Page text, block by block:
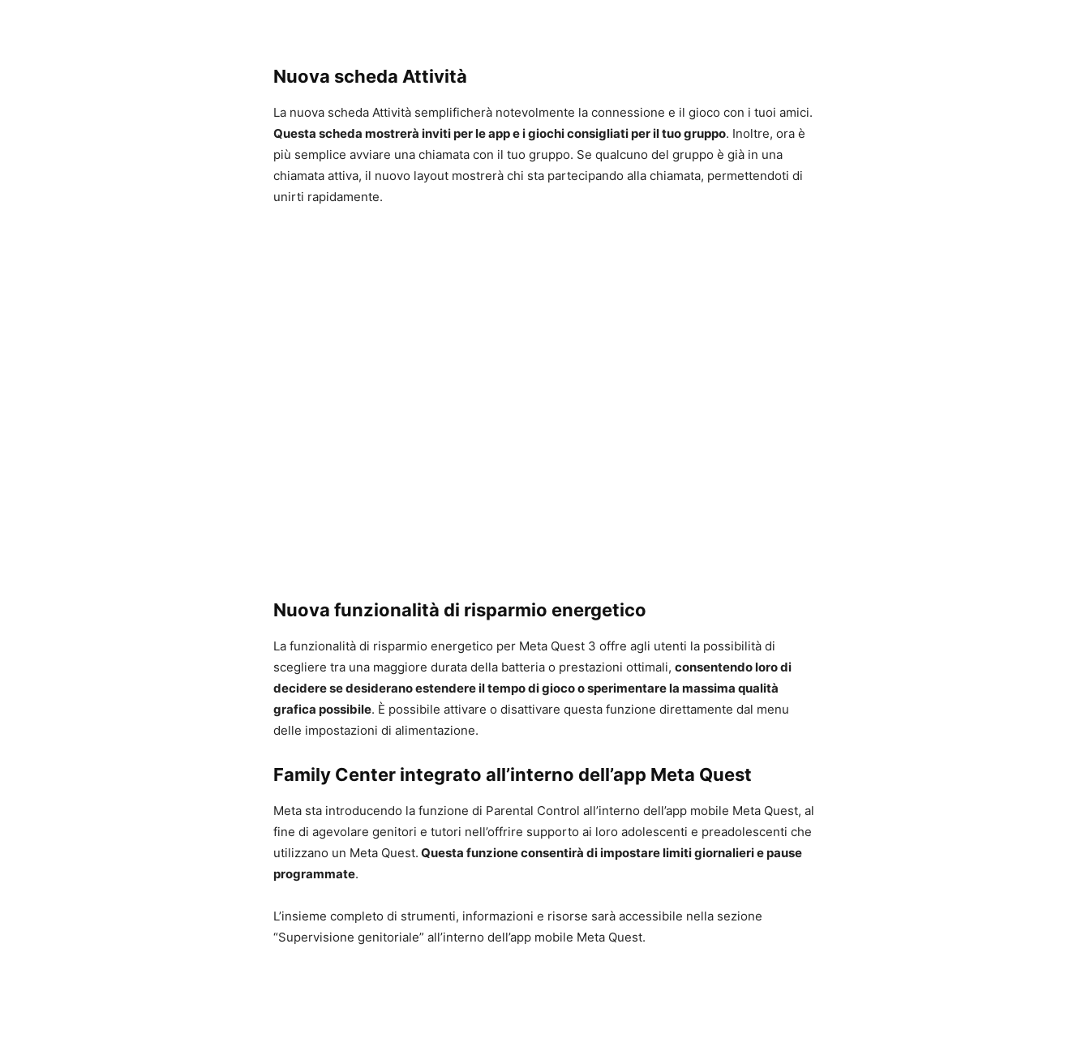
Nuova scheda Attività
La nuova scheda Attività semplificherà notevolmente la connessione e il gioco con i tuoi amici.
Questa scheda mostrerà inviti per le app e i giochi consigliati per il tuo gruppo. Inoltre, ora è
più semplice avviare una chiamata con il tuo gruppo. Se qualcuno del gruppo è già in una
chiamata attiva, il nuovo layout mostrerà chi sta partecipando alla chiamata, permettendoti di
unirti rapidamente.
Nuova funzionalità di risparmio energetico
La funzionalità di risparmio energetico per Meta Quest 3 offre agli utenti la possibilità di
scegliere tra una maggiore durata della batteria o prestazioni ottimali, consentendo loro di
decidere se desiderano estendere il tempo di gioco o sperimentare la massima qualità
grafica possibile. È possibile attivare o disattivare questa funzione direttamente dal menu
delle impostazioni di alimentazione.
Family Center integrato all’interno dell’app Meta Quest
Meta sta introducendo la funzione di Parental Control all’interno dell’app mobile Meta Quest, al
fine di agevolare genitori e tutori nell’offrire supporto ai loro adolescenti e preadolescenti che
utilizzano un Meta Quest. Questa funzione consentirà di impostare limiti giornalieri e pause
programmate.
L’insieme completo di strumenti, informazioni e risorse sarà accessibile nella sezione
“Supervisione genitoriale” all’interno dell’app mobile Meta Quest.